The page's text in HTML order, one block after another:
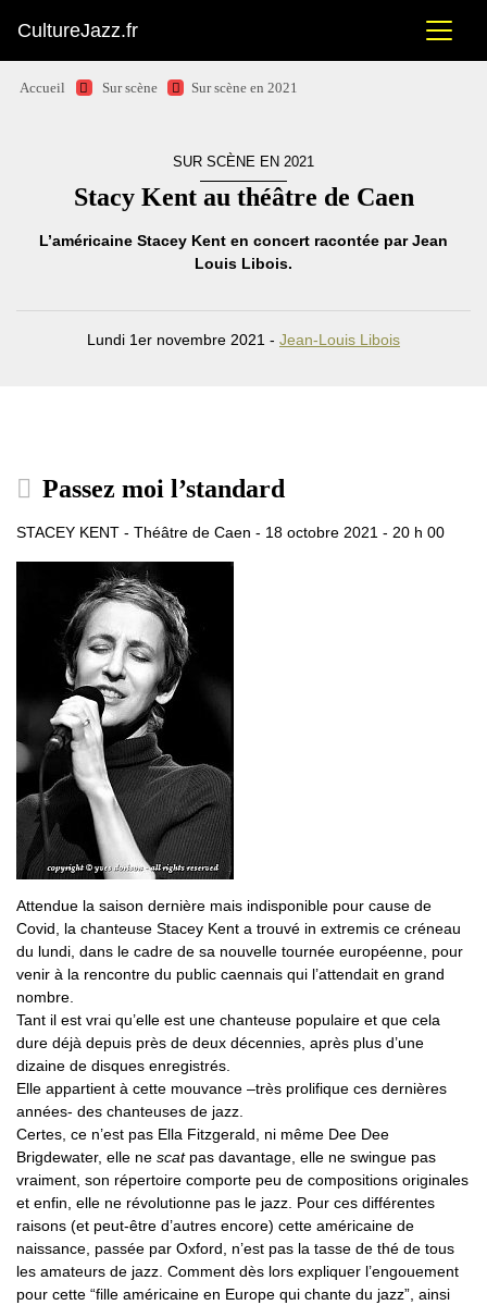
CultureJazz.fr
Accueil Sur scène Sur scène en 2021
SUR SCÈNE EN 2021
Stacy Kent au théâtre de Caen
L’américaine Stacey Kent en concert racontée par Jean
Louis Libois.
Lundi 1er novembre 2021 - Jean-Louis Libois
Passez moi l’standard
STACEY KENT - Théâtre de Caen - 18 octobre 2021 - 20 h 00
Attendue la saison dernière mais indisponible pour cause de
Covid, la chanteuse Stacey Kent a trouvé in extremis ce créneau
du lundi, dans le cadre de sa nouvelle tournée européenne, pour
venir à la rencontre du public caennais qui l’attendait en grand
nombre.
Tant il est vrai qu’elle est une chanteuse populaire et que cela
dure déjà depuis près de deux décennies, après plus d’une
dizaine de disques enregistrés.
Elle appartient à cette mouvance –très prolifique ces dernières
années- des chanteuses de jazz.
Certes, ce n’est pas Ella Fitzgerald, ni même Dee Dee
Brigdewater, elle ne scatpas davantage, elle ne swingue pas
vraiment, son répertoire comporte peu de compositions originales
et enfin, elle ne révolutionne pas le jazz. Pour ces différentes
raisons (et peut-être d’autres encore) cette américaine de
naissance, passée par Oxford, n’est pas la tasse de thé de tous
les amateurs de jazz. Comment dès lors expliquer l’engouement
pour cette “fille américaine en Europe qui chante du jazz”, ainsi